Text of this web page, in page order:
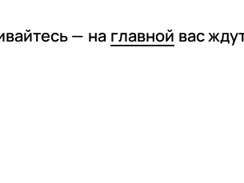
— на главной вас